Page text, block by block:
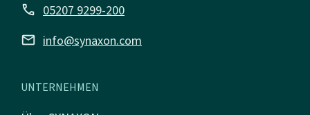
call 05207 9299-200
mail info@synaxon.com
UNTERNEHMEN